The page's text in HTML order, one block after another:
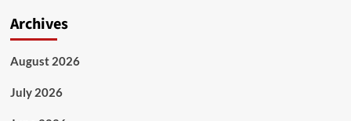
Archives
August 2026
July 2026